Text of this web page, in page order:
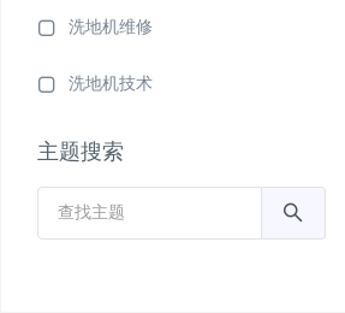
洗地机维修
洗地机技术
主题搜索